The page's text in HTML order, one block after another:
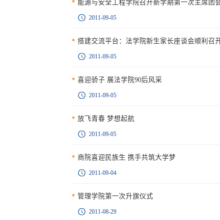
能源与安全工程学院召开新学期第一次主席团
2011-09-05
搭建交流平台：法学院新生家长座谈会顺利召
2011-09-05
喜迎骄子 展法学院90后风采
2011-09-05
放飞青春 梦想起航
2011-09-05
商院喜迎民族生 携手共筑大学梦
2011-09-04
管理学院第一次升旗仪式
2011-08-29